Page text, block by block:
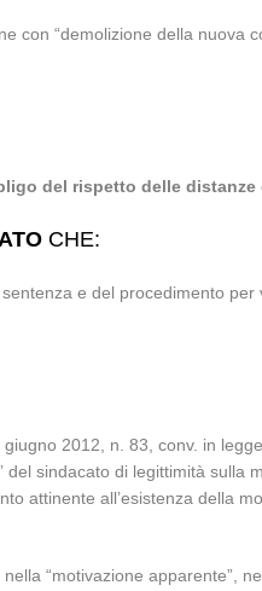
con “demolizione della nuova
del rispetto delle
CHE:
e del procedimento per
2012, n. 83, conv. in
sindacato di legittimità
attinente all’esistenza della
“motivazione apparente”,